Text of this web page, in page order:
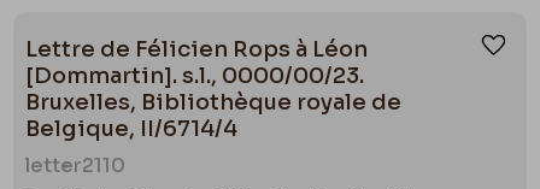
Lettre de Félicien Rops à Léon
[Dommartin]. s.l., 0000/00/23.
Bruxelles, Bibliothèque royale de
Belgique, II/6714/4
letter2110